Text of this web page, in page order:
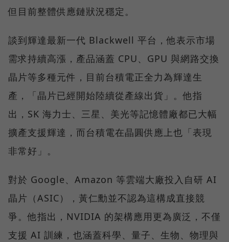
但目前整體供應鏈狀況穩定。
談到輝達最新一代 Blackwell 平台，他表示市場
需求持續高漲，產品涵蓋 CPU、GPU 與網路交換
晶片等多種元件，目前台積電正全力為輝達生
產，「晶片已經開始陸續從產線出貨」。他指
出，SK 海力士、三星、美光等記憶體廠都已大幅
擴產支援輝達，而台積電在晶圓供應上也「表現
非常好」。
對於 Google、Amazon 等雲端大廠投入自研 AI
晶片（ASIC），黃仁勳並不認為這構成直接競
爭。他指出，NVIDIA 的架構應用更為廣泛，不僅
支援 AI 訓練，也涵蓋科學、量子、生物、物理與